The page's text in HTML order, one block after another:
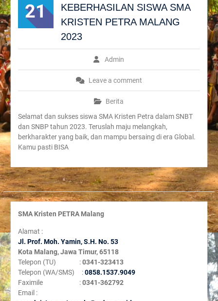
21
KEBERHASILAN SISWA SMA
KRISTEN PETRA MALANG
2023
Admin
Leave a comment
Berita
Selamat dan sukses siswa SMA Kristen Petra dalam SNBT
dan SNBP tahun 2023. Teruslah maju melangkah,
berkharakter yang baik, dan mampu bersaing di era Global.
Kamu pasti BISA
SMA Kristen PETRA Malang
Alamat :
Jl. Prof. Moh. Yamin, S.H. No. 53
Kota Malang, Jawa Timur, 65118
Telepon (TU) :0341-323413
Telepon (WA/SMS) :0858.1537.9049
Faximile :0341-362792
Email :